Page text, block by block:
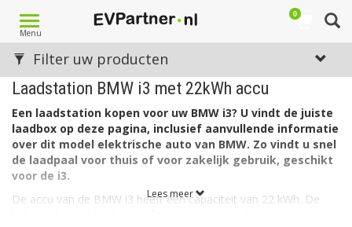
Toggle
navigation
Menu
0
Laadstation BMW i3 met 22kWh accu
Een laadstation kopen voor uw BMW i3? U vindt de juiste
laadbox op deze pagina, inclusief aanvullende informatie
over dit model elektrische auto van BMW. Zo vindt u snel
de laadpaal voor thuis of voor zakelijk gebruik, geschikt
voor de i3.
De accu van de BMW i3 heeft een capaciteit van 22 kWh. De
Lees meer
Filter uw producten